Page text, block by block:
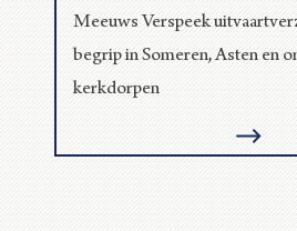
Meeuws Verspeek
begrip in Someren, Asten en
kerkdorpen